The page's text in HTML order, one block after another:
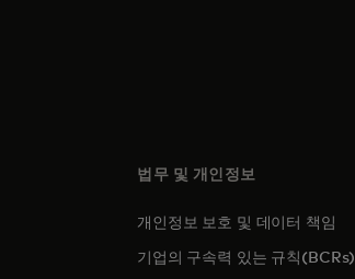
법무 및 개인정보
개인정보 보호 및 데이터 책임
기업의 구속력 있는 규칙(BCRs)